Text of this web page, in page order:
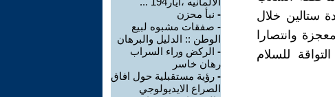
ستالين خلال
وانتصارا
للسلام
- نبأ محزن
- صفقات مشبوه لبيع
الوطن :: الدليل والبرهان
- الركض وراء السراب
رهان خاسر
- رؤية مستقبلية حول افاق
الصراع الايديولوجي